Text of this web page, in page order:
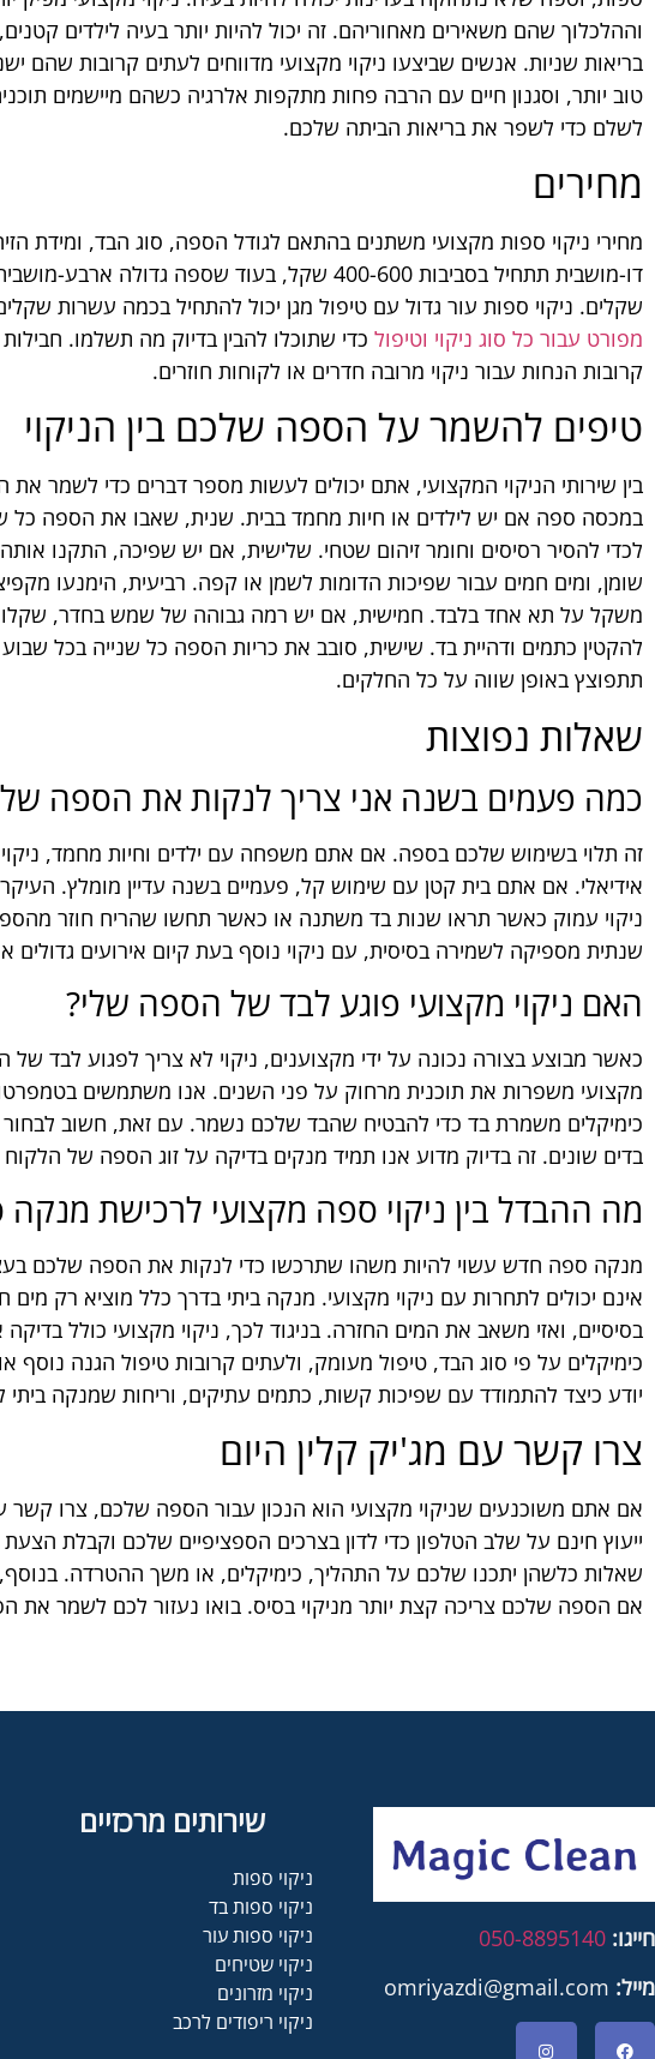
וההלכלוך שהם משאירים מאחוריהם. זה יכול להיות יותר בעיה לילדים
בריאות שניות. אנשים שביצעו ניקוי מקצועי מדווחים לעתים קרובות שהם
טוב יותר, וסגנון חיים עם הרבה פחות מתקפות אלרגיה כשהם מיישמים
לשלם כדי לשפר את בריאות הביתה שלכם.
מחירים
מחירי ניקוי ספות מקצועי משתנים בהתאם לגודל הספה, סוג הבד, ומידת
שקלים. ניקוי ספות עור גדול עם טיפול מגן יכול להתחיל בכמה עשרות
מפורט עבור כל סוג ניקוי וטיפול כדי שתוכלו להבין בדיוק מה תשלמו.
קרובות הנחות עבור ניקוי מרובה חדרים או לקוחות חוזרים.
טיפים להשמר על הספה שלכם בין הניקוי
בין שירותי הניקוי המקצועי, אתם יכולים לעשות מספר דברים כדי לשמר
במכסה ספה אם יש לילדים או חיות מחמד בבית. שנית, שאבו את הספה כל
לכדי להסיר רסיסים וחומר זיהום שטחי. שלישית, אם יש שפיכה, התקנו
שומן, ומים חמים עבור שפיכות הדומות לשמן או קפה. רביעית, הימנעו
משקל על תא אחד בלבד. חמישית, אם יש רמה גבוהה של שמש בחדר, שקלו
להקטין כתמים ודהיית בד. שישית, סובב את כריות הספה כל שנייה בכל
תתפוצץ באופן שווה על כל החלקים.
שאלות נפוצות
כמה פעמים בשנה אני צריך לנקות את הספה
זה תלוי בשימוש שלכם בספה. אם אתם משפחה עם ילדים וחיות מחמד,
אידיאלי. אם אתם בית קטן עם שימוש קל, פעמיים בשנה עדיין מומלץ.
ניקוי עמוק כאשר תראו שנות בד משתנה או כאשר תחשו שהריח חוזר
שנתית מספיקה לשמירה בסיסית, עם ניקוי נוסף בעת קיום אירועים
האם ניקוי מקצועי פוגע לבד של הספה שלי?
כאשר מבוצע בצורה נכונה על ידי מקצוענים, ניקוי לא צריך לפגוע לבד
מקצועי משפרות את תוכנית מרחוק על פני השנים. אנו משתמשים
כימיקלים משמרת בד כדי להבטיח שהבד שלכם נשמר. עם זאת, חשוב לבחור
בדים שונים. זה בדיוק מדוע אנו תמיד מנקים בדיקה על זוג הספה של
מה ההבדל בין ניקוי ספה מקצועי לרכישת
מנקה ספה חדש עשוי להיות משהו שתרכשו כדי לנקות את הספה שלכם
אינם יכולים לתחרות עם ניקוי מקצועי. מנקה ביתי בדרך כלל מוציא רק מים
בסיסיים, ואזי משאב את המים החזרה. בניגוד לכך, ניקוי מקצועי כולל
כימיקלים על פי סוג הבד, טיפול מעומק, ולעתים קרובות טיפול הגנה נוסף
יודע כיצד להתמודד עם שפיכות קשות, כתמים עתיקים, וריחות שמנקה ביתי
צרו קשר עם מג'יק קלין היום
אם אתם משוכנעים שניקוי מקצועי הוא הנכון עבור הספה שלכם, צרו קשר
ייעוץ חינם על שלב הטלפון כדי לדון בצרכים הספציפיים שלכם וקבלת
שאלות כלשהן יתכנו שלכם על התהליך, כימיקלים, או משך ההטרדה. בנוסף,
אם הספה שלכם צריכה קצת יותר מניקוי בסיס. בואו נעזור לכם לשמר את
חייגו: 050-8895140
מייל:
שירותים מרכזיים
ניקוי ספות
ניקוי ספות בד
ניקוי ספות עור
ניקוי שטיחים
ניקוי מזרונים
ניקוי ריפודים לרכב